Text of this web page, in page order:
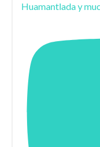
Huamantlada y